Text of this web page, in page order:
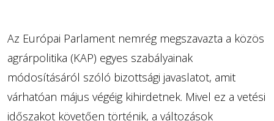
Az Európai Parlament nemrég megszavazta a közös
agrárpolitika (KAP) egyes szabályainak
módosításáról szóló bizottsági javaslatot, amit
várhatóan május végéig kihirdetnek. Mivel ez a vetési
időszakot követően történik, a változások